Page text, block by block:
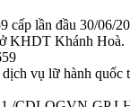
cấp lần đầu 30/06/
KHDT Khánh Hoà.
vụ lữ hành quốc